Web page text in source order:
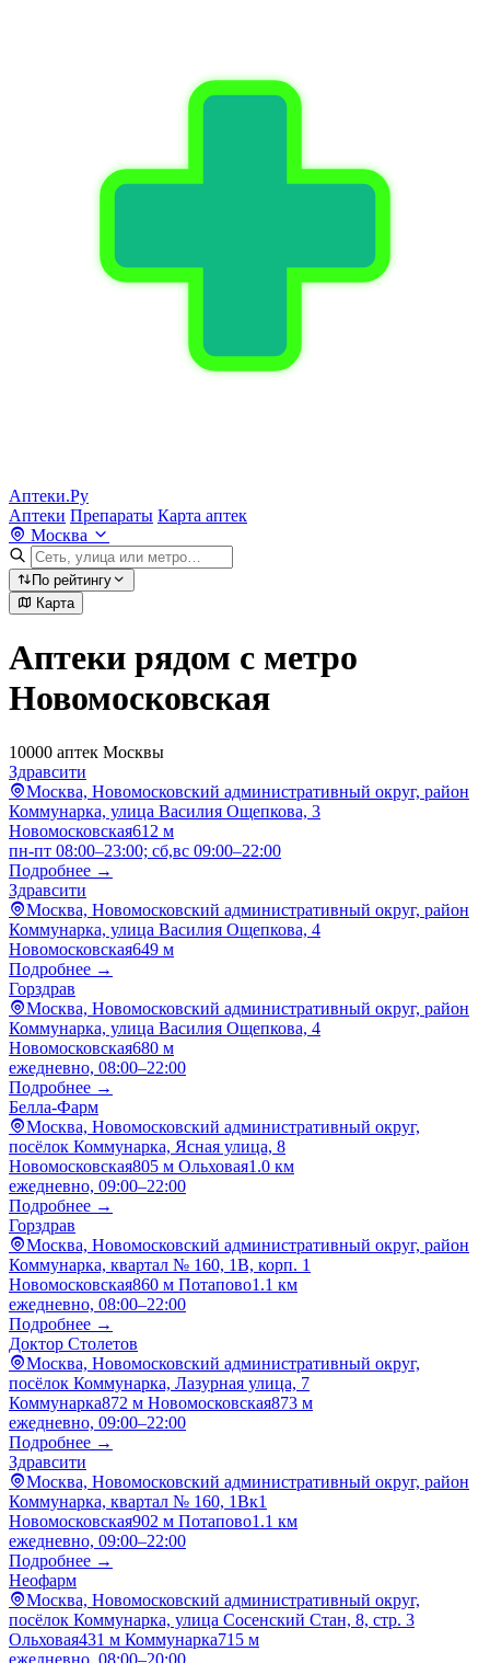
Аптеки.Ру
Аптеки Препараты Карта аптек
Москва
По рейтингу
Карта
Аптеки рядом с метро
Новомосковская
10000 аптек Москвы
Здравсити
Москва, Новомосковский административный округ, район
Коммунарка, улица Василия Ощепкова, 3
Новомосковская612 м
пн-пт 08:00–23:00; сб,вс 09:00–22:00
Подробнее →
Здравсити
Москва, Новомосковский административный округ, район
Коммунарка, улица Василия Ощепкова, 4
Новомосковская649 м
Подробнее →
Горздрав
Москва, Новомосковский административный округ, район
Коммунарка, улица Василия Ощепкова, 4
Новомосковская680 м
ежедневно, 08:00–22:00
Подробнее →
Белла-Фарм
Москва, Новомосковский административный округ,
посёлок Коммунарка, Ясная улица, 8
Новомосковская805 м Ольховая1.0 км
ежедневно, 09:00–22:00
Подробнее →
Горздрав
Москва, Новомосковский административный округ, район
Коммунарка, квартал № 160, 1В, корп. 1
Новомосковская860 м Потапово1.1 км
ежедневно, 08:00–22:00
Подробнее →
Доктор Столетов
Москва, Новомосковский административный округ,
посёлок Коммунарка, Лазурная улица, 7
Коммунарка872 м Новомосковская873 м
ежедневно, 09:00–22:00
Подробнее →
Здравсити
Москва, Новомосковский административный округ, район
Коммунарка, квартал № 160, 1Вк1
Новомосковская902 м Потапово1.1 км
ежедневно, 09:00–22:00
Подробнее →
Неофарм
Москва, Новомосковский административный округ,
посёлок Коммунарка, улица Сосенский Стан, 8, стр. 3
Ольховая431 м Коммунарка715 м
ежедневно, 08:00–20:00